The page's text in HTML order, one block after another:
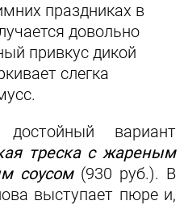
праздниках в
довольно
привкус дикой
слегка
вариант
треска с жареным
соусом(930 руб.). В
выступает пюре и,